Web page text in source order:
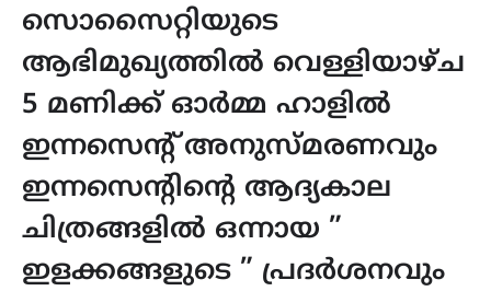
സൊസൈറ്റിയുടെ
ആഭിമുഖ്യത്തിൽ വെള്ളിയാഴ്ച
5 മണിക്ക് ഓർമ്മ ഹാളിൽ
ഇന്നസെന്റ് അനുസ്മരണവും
ഇന്നസെന്റിന്റെ ആദ്യകാല
ചിത്രങ്ങളിൽ ഒന്നായ ”
ഇളക്കങ്ങളുടെ ” പ്രദർശനവും